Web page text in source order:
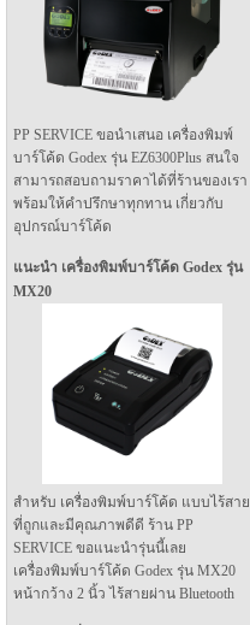
PP SERVICE ขอนำเสนอ เครื่องพิมพ์
บาร์โค้ด Godex รุ่น EZ6300Plus สนใจ
สามารถสอบถามราคาได้ที่ร้านของเรา
พร้อมให้คำปรึกษาทุกทาน เกี่ยวกับ
อุปกรณ์บาร์โค้ด
แนะนำ เครื่องพิมพ์บาร์โค้ด Godex รุ่น
MX20
สำหรับ เครื่องพิมพ์บาร์โค้ด แบบไร้สาย
ที่ถูกและมีคุณภาพดีดี ร้าน PP
SERVICE ขอแนะนำรุ่นนี้เลย
เครื่องพิมพ์บาร์โค้ด Godex รุ่น MX20
หน้ากว้าง 2 นิ้ว ไร้สายผ่าน Bluetooth